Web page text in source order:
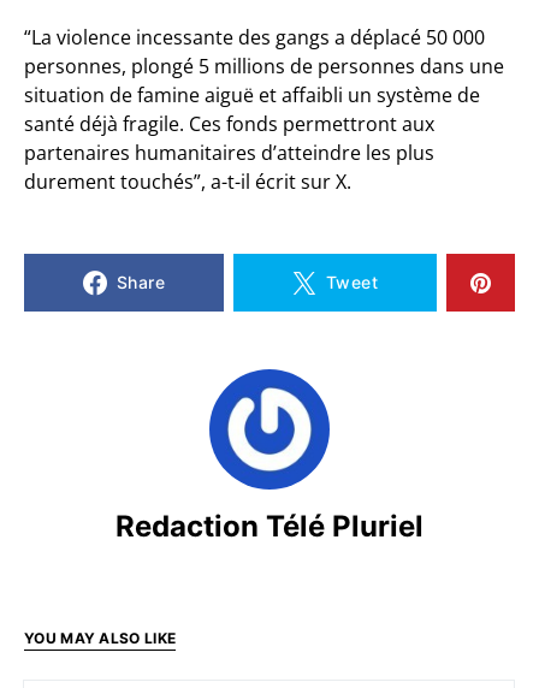
“La violence incessante des gangs a déplacé 50 000
personnes, plongé 5 millions de personnes dans une
situation de famine aiguë et affaibli un système de
santé déjà fragile. Ces fonds permettront aux
partenaires humanitaires d’atteindre les plus
durement touchés”, a-t-il écrit sur X.
Share Tweet
Redaction Télé Pluriel
YOU MAY ALSO LIKE